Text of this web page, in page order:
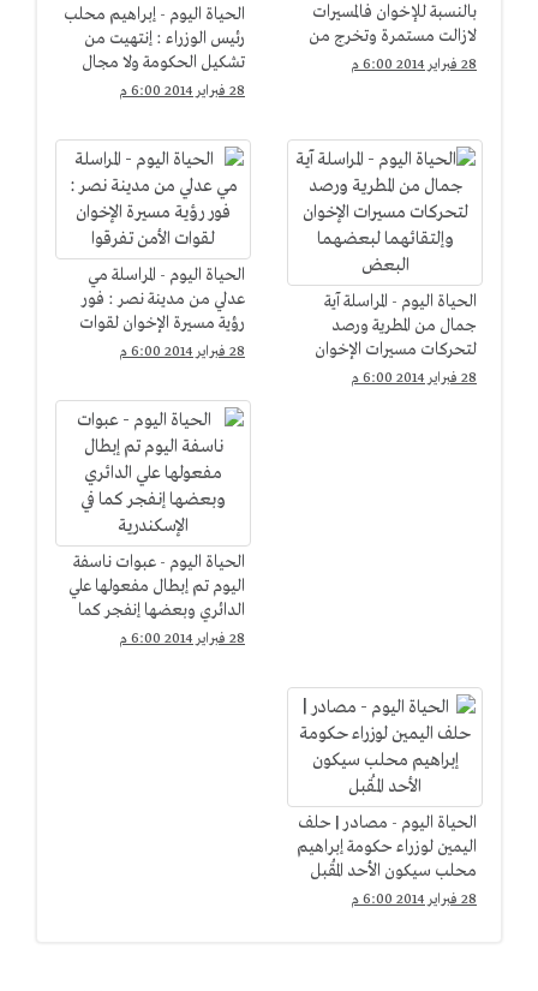
بالنسبة للإخوان فالمسيرات
لازالت مستمرة وتخرج من
نفس الأماكن المقررة لها
28 فبراير 2014 6:00 م
الحياة اليوم - إبراهيم محلب
رئيس الوزراء : إنتهيت من
تشكيل الحكومة ولا مجال
للرفاهية و مصر في عنينا
28 فبراير 2014 6:00 م
الحياة اليوم - المراسلة آية
جمال من المطرية ورصد
لتحركات مسيرات الإخوان
وإلتقائهما لبعضهما البعض
28 فبراير 2014 6:00 م
الحياة اليوم - المراسلة مي
عدلي من مدينة نصر : فور
رؤية مسيرة الإخوان لقوات
الأمن تفرقوا
28 فبراير 2014 6:00 م
الحياة اليوم - عبوات ناسفة
اليوم تم إبطال مفعولها علي
الدائري وبعضها إنفجر كما
في الإسكندرية
28 فبراير 2014 6:00 م
الحياة اليوم - مصادر | حلف
اليمين لوزراء حكومة إبراهيم
محلب سيكون الأحد المُقبل
28 فبراير 2014 6:00 م